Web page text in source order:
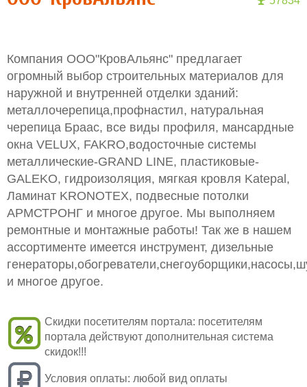
Компания ООО"КровАльянс" предлагает
огромный выбор строительных материалов для
наружной и внутренней отделки зданий:
металлочерепица,профнастил, натуральная
черепица Браас, все виды профиля, мансардные
окна VELUX, FAKRO,водосточные системы
металлические-GRAND LINE, пластиковые-
GALEKO, гидроизоляция, мягкая кровля Katepal,
Ламинат KRONOTEX, подвесные потолки
АРМСТРОНГ и многое другое. Мы выполняем
ремонтные и монтажные работы! Так же в нашем
ассортименте имеется инструмент, дизельные
и многое другое.
Скидки посетителям портала: посетителям
портала действуют дополнительная система
скидок!!!
Условия оплаты: любой вид оплаты